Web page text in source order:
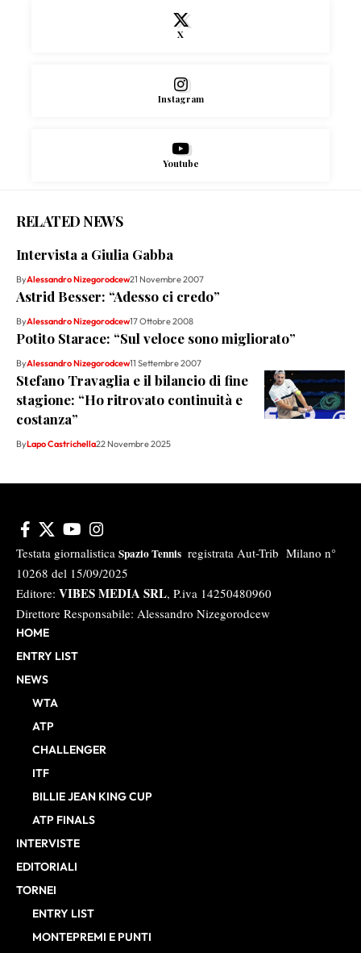
X
Instagram
Youtube
RELATED NEWS
Intervista a Giulia Gabba
ByAlessandro Nizegorodcew21 Novembre 2007
Astrid Besser: “Adesso ci credo”
ByAlessandro Nizegorodcew17 Ottobre 2008
Potito Starace: “Sul veloce sono migliorato”
ByAlessandro Nizegorodcew11 Settembre 2007
Stefano Travaglia e il bilancio di fine
stagione: “Ho ritrovato continuità e
costanza”
ByLapo Castrichella22 Novembre 2025
Testata giornalistica Spazio Tennis registrata Aut-Trib Milano n°
10268 del 15/09/2025
Editore: VIBES MEDIA SRL, P.iva 14250480960
Direttore Responsabile: Alessandro Nizegorodcew
HOME
ENTRY LIST
NEWS
WTA
ATP
CHALLENGER
ITF
BILLIE JEAN KING CUP
ATP FINALS
INTERVISTE
EDITORIALI
TORNEI
ENTRY LIST
MONTEPREMI E PUNTI